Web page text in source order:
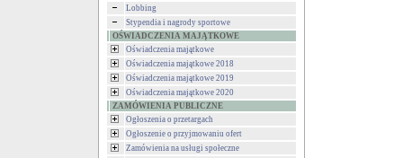
Lobbing
Stypendia i nagrody sportowe
OŚWIADCZENIA MAJĄTKOWE
Oświadczenia majątkowe
Oświadczenia majątkowe 2018
Oświadczenia majątkowe 2019
Oświadczenia majątkowe 2020
ZAMÓWIENIA PUBLICZNE
Ogłoszenia o przetargach
Ogłoszenie o przyjmowaniu ofert
Zamówienia na usługi społeczne